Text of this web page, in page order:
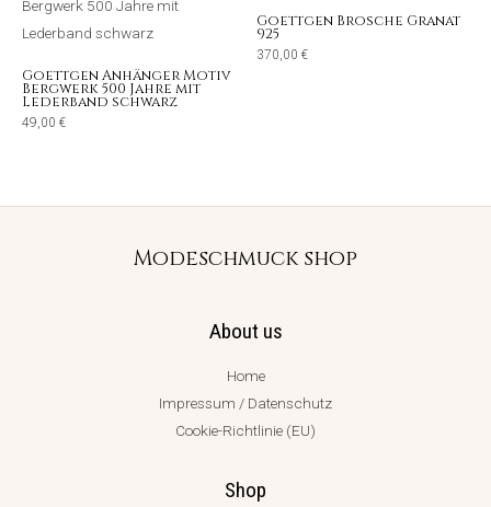
Goettgen Anhänger Motiv
Bergwerk 500 Jahre mit
Lederband schwarz
49,00 €
Goettgen Brosche Granat
925
370,00 €
Modeschmuck shop
About us
Home
Impressum / Datenschutz
Cookie-Richtlinie (EU)
Shop